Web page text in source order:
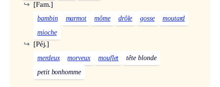
[Fam.]
↪
bambin marmot môme drôle gosse
moutard
mioche
[Péj.]
↪
merdeux morveux mouflet
tête blonde
petit bonhomme